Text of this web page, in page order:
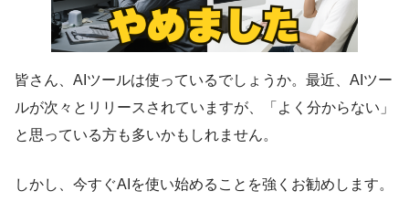
皆さん、AIツールは使っているでしょうか。最近、AIツー
ルが次々とリリースされていますが、「よく分からない」
と思っている方も多いかもしれません。
しかし、今すぐAIを使い始めることを強くお勧めします。